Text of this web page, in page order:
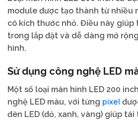
module được tạo thành từ nhiều
có kích thước nhỏ. Điều này
trong lắp đặt và dễ dàng mở
hình.
Sử dụng công nghệ LED
Một số loại màn hình LED 200
nghệ LED màu, với từng pixel
đèn LED (đỏ, xanh, vàng) giúp tái